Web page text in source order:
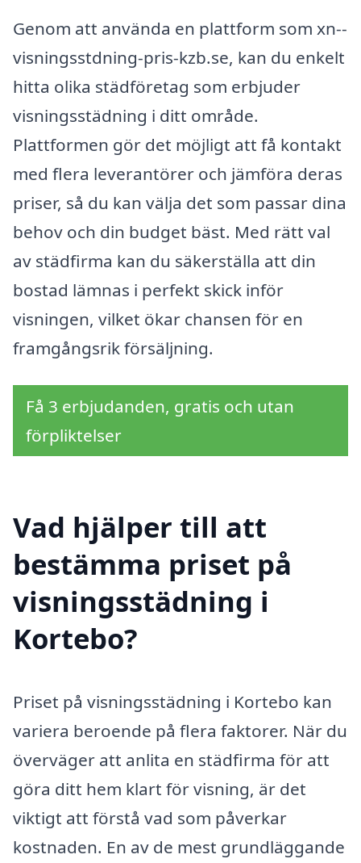
Genom att använda en plattform som xn--
visningsstdning-pris-kzb.se, kan du enkelt
hitta olika städföretag som erbjuder
visningsstädning i ditt område.
Plattformen gör det möjligt att få kontakt
med flera leverantörer och jämföra deras
priser, så du kan välja det som passar dina
behov och din budget bäst. Med rätt val
av städfirma kan du säkerställa att din
bostad lämnas i perfekt skick inför
visningen, vilket ökar chansen för en
framgångsrik försäljning.
Få 3 erbjudanden, gratis och utan
förpliktelser
Vad hjälper till att
bestämma priset på
visningsstädning i
Kortebo?
Priset på visningsstädning i Kortebo kan
variera beroende på flera faktorer. När du
överväger att anlita en städfirma för att
göra ditt hem klart för visning, är det
viktigt att förstå vad som påverkar
kostnaden. En av de mest grundläggande